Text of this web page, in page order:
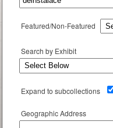
Featured/Non-Featured
Search by Exhibit
Expand to subcollections
Geographic Address